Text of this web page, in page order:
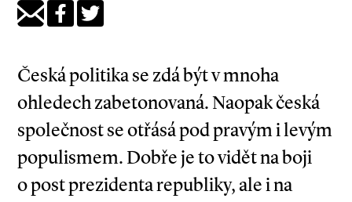
Česká politika se zdá být v mnoha
ohledech zabetonovaná. Naopak česká
společnost se otřásá pod pravým i levým
populismem. Dobře je to vidět na boji
o post prezidenta republiky, ale i na